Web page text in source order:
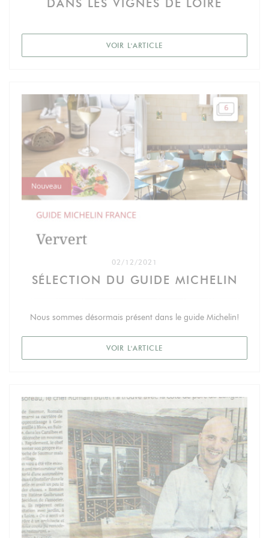
VOIR L'ARTICLE
02/12/2021
SÉLECTION DU GUIDE MICHELIN
Nous sommes désormais présent dans le guide Michelin!
VOIR L'ARTICLE